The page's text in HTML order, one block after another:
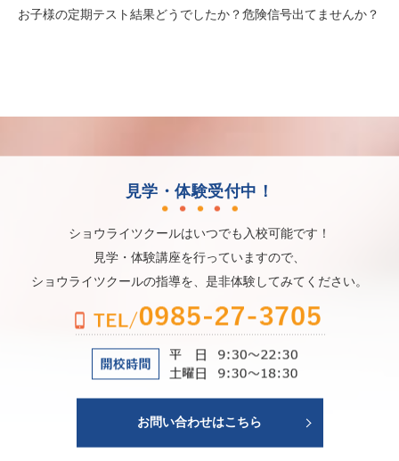
お子様の定期テスト結果どうでしたか？危険信号出てませんか？
見学・体験受付中！
ショウライツクールはいつでも入校可能です！
見学・体験講座を行っていますので、
ショウライツクールの指導を、是非体験してみてください。
お問い合わせはこちら